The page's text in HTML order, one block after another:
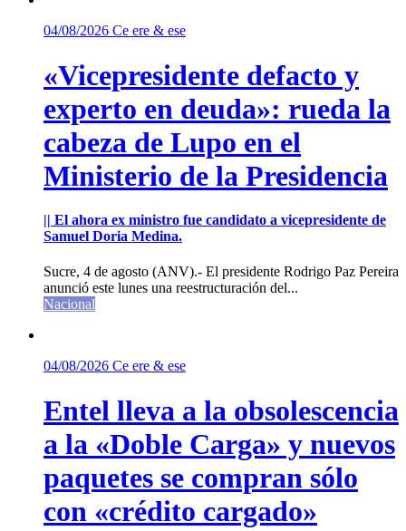
04/08/2026 Ce ere & ese
«Vicepresidente defacto y
experto en deuda»: rueda la
cabeza de Lupo en el
Ministerio de la Presidencia
|| El ahora ex ministro fue candidato a vicepresidente de
Samuel Doria Medina.
Sucre, 4 de agosto (ANV).- El presidente Rodrigo Paz Pereira
anunció este lunes una reestructuración del...
Nacional
04/08/2026 Ce ere & ese
Entel lleva a la obsolescencia
a la «Doble Carga» y nuevos
paquetes se compran sólo
con «crédito cargado»